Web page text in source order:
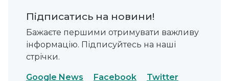
Підписатись на новини!
Бажаєте першими отримувати важливу
інформацію. Підписуйтесь на наші
стрічки.
Google News Facebook Twitter